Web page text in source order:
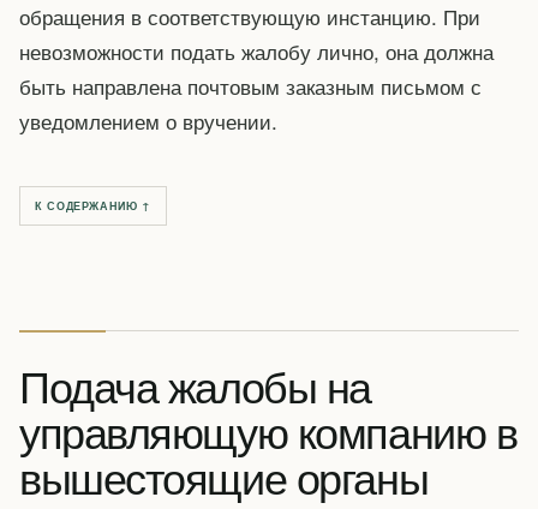
обращения в соответствующую инстанцию. При
невозможности подать жалобу лично, она должна
быть направлена почтовым заказным письмом с
уведомлением о вручении.
К СОДЕРЖАНИЮ ↑
Подача жалобы на
управляющую компанию в
вышестоящие органы